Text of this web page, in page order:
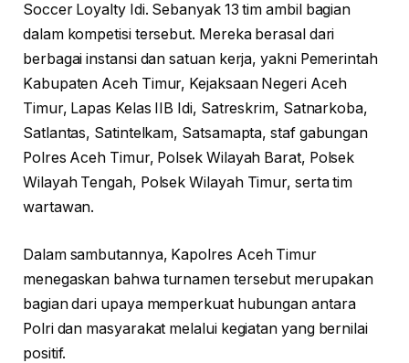
Soccer Loyalty Idi. Sebanyak 13 tim ambil bagian
dalam kompetisi tersebut. Mereka berasal dari
berbagai instansi dan satuan kerja, yakni Pemerintah
Kabupaten Aceh Timur, Kejaksaan Negeri Aceh
Timur, Lapas Kelas IIB Idi, Satreskrim, Satnarkoba,
Satlantas, Satintelkam, Satsamapta, staf gabungan
Polres Aceh Timur, Polsek Wilayah Barat, Polsek
Wilayah Tengah, Polsek Wilayah Timur, serta tim
wartawan.
Dalam sambutannya, Kapolres Aceh Timur
menegaskan bahwa turnamen tersebut merupakan
bagian dari upaya memperkuat hubungan antara
Polri dan masyarakat melalui kegiatan yang bernilai
positif.